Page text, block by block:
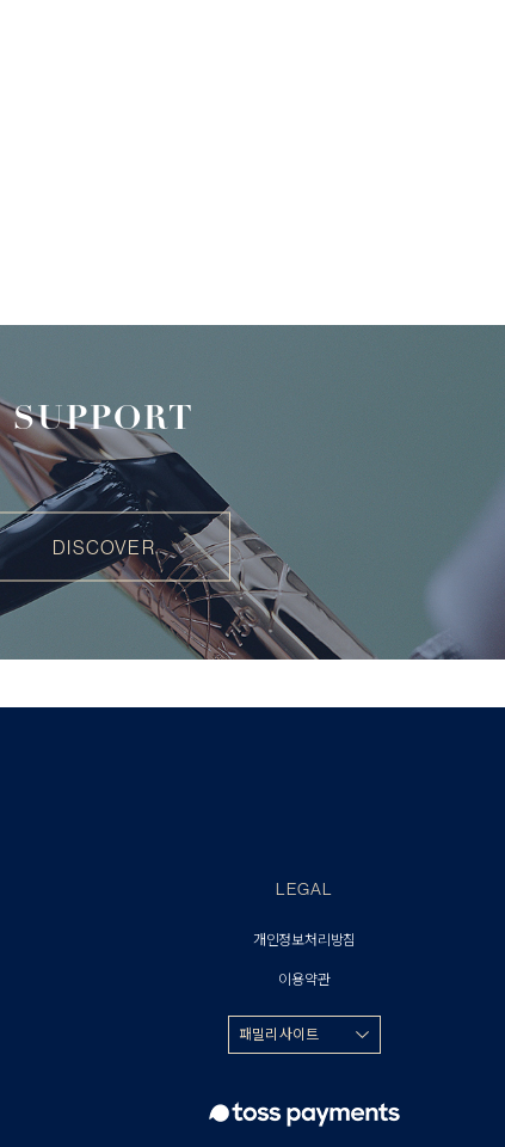
SUPPORT
DISCOVER
LEGAL
개인정보처리방침
이용약관
패밀리 사이트